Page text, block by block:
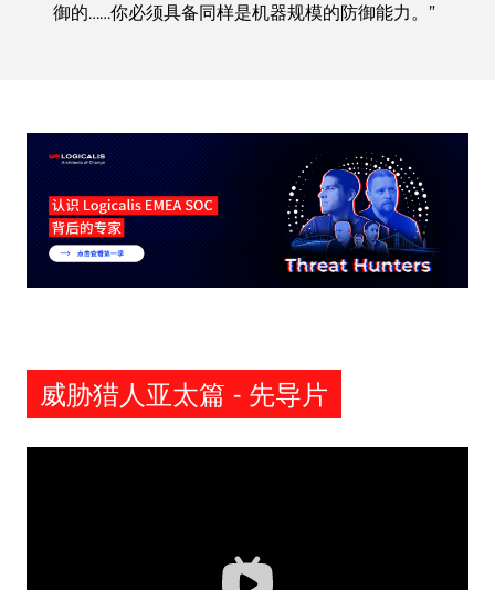
御的……你必须具备同样是机器规模的防御能力。”
威胁猎人亚太篇 - 先导片